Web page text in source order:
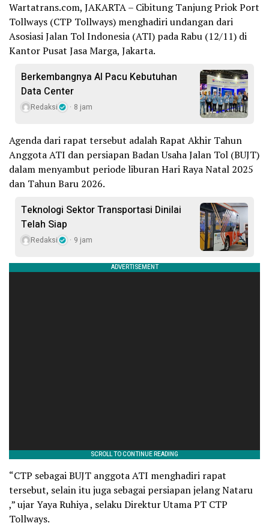
Wartatrans.com, JAKARTA – Cibitung Tanjung Priok Port
Tollways (CTP Tollways) menghadiri undangan dari
Asosiasi Jalan Tol Indonesia (ATI) pada Rabu (12/11) di
Kantor Pusat Jasa Marga, Jakarta.
Berkembangnya AI Pacu Kebutuhan
Data Center
Redaksi 8 jam
Agenda dari rapat tersebut adalah Rapat Akhir Tahun
Anggota ATI dan persiapan Badan Usaha Jalan Tol (BUJT)
dalam menyambut periode liburan Hari Raya Natal 2025
dan Tahun Baru 2026.
Teknologi Sektor Transportasi Dinilai
Telah Siap
Redaksi 9 jam
“CTP sebagai BUJT anggota ATI menghadiri rapat
tersebut, selain itu juga sebagai persiapan jelang Nataru
,” ujar Yaya Ruhiya , selaku Direktur Utama PT CTP
Tollways.